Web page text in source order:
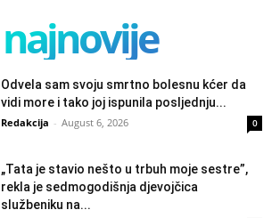
najnovije
Odvela sam svoju smrtno bolesnu kćer da
vidi more i tako joj ispunila posljednju...
Redakcija - August 6, 2026 0
„Tata je stavio nešto u trbuh moje sestre”,
rekla je sedmogodišnja djevojčica
službeniku na...